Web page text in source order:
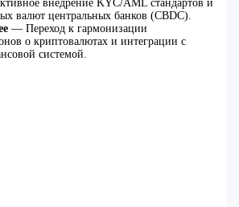
внедрение KYC/AML стандартов и
валют центральных банков (CBDC).
— Переход к гармонизации
о криптовалютах и интеграции с
системой.